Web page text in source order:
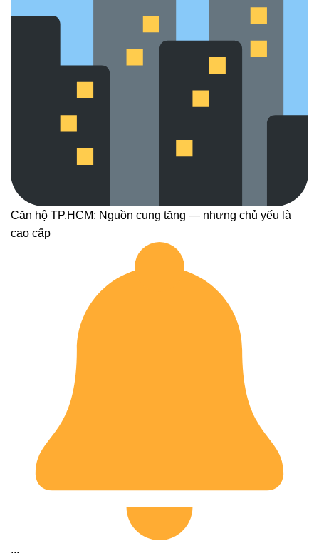
Căn hộ TP.HCM: Nguồn cung tăng — nhưng chủ yếu là
cao cấp
...